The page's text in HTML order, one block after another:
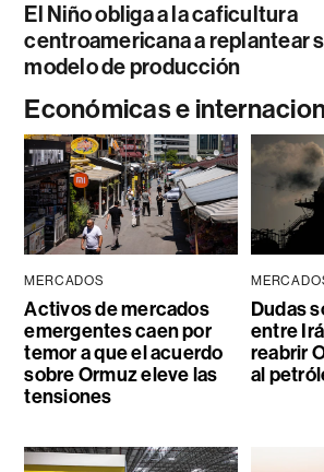
El Niño obliga a la caficultura
centroamericana a replantear
modelo de producción
Económicas e
MERCADOS
Activos de mercados
emergentes caen por
temor a que el acuerdo
sobre Ormuz eleve las
tensiones
Dudas
entre
reabrir
al